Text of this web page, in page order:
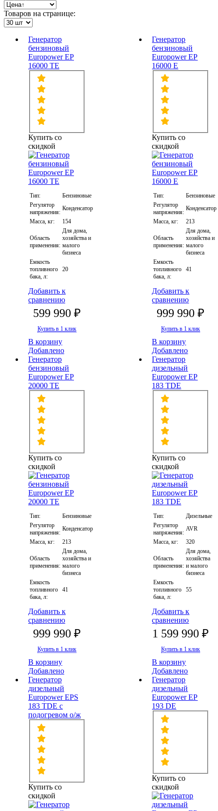
Товаров на странице:
Генератор
бензиновый
Europower EP
16000 TE
Купить со
скидкой
Тип:
Бензиновые
Регулятор
напряжения:
Конденсатор
Масса, кг:
154
Область
применения:
Для дома,
хозяйства и
малого
бизнеса
Емкость
топливного
бака, л:
20
Добавить к
сравнению
599 990 ₽
Купить в 1 клик
В корзину
Добавлено
Генератор
бензиновый
Europower EP
16000 E
Купить со
скидкой
Тип:
Бензиновые
Регулятор
напряжения:
Конденсатор
Масса, кг:
213
Область
применения:
Для дома,
хозяйства и
малого
бизнеса
Емкость
топливного
бака, л:
41
Добавить к
сравнению
999 990 ₽
Купить в 1 клик
В корзину
Добавлено
Генератор
бензиновый
Europower EP
20000 TE
Купить со
скидкой
Тип:
Бензиновые
Регулятор
напряжения:
Конденсатор
Масса, кг:
213
Область
применения:
Для дома,
хозяйства и
малого
бизнеса
Емкость
топливного
бака, л:
41
Добавить к
сравнению
999 990 ₽
Купить в 1 клик
В корзину
Добавлено
Генератор
дизельный
Europower EP
183 TDE
Купить со
скидкой
Тип:
Дизельные
Регулятор
напряжения:
AVR
Масса, кг:
320
Область
применения:
Для дома,
хозяйства
и малого
бизнеса
Емкость
топливного
бака, л:
55
Добавить к
сравнению
1 599 990 ₽
Купить в 1 клик
В корзину
Добавлено
Генератор
дизельный
Europower EPS
183 TDE с
подогревом о/ж
Купить со
скидкой
Генератор
дизельный
Europower EP
193 DE
Купить со
скидкой